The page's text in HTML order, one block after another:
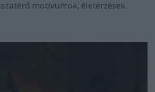
motívumok, életérzések.